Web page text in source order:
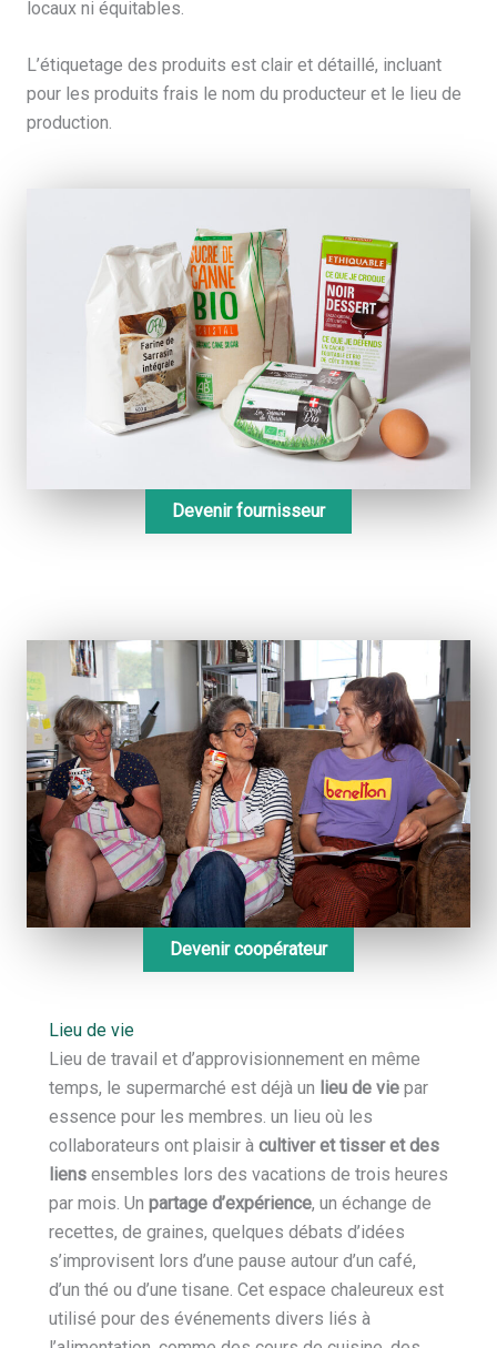
locaux ni équitables.
L’étiquetage des produits est clair et détaillé, incluant
pour les produits frais le nom du producteur et le lieu de
production.
Devenir fournisseur
Devenir coopérateur
Lieu de vie
Lieu de travail et d’approvisionnement en même
temps, le supermarché est déjà un lieu de vie par
essence pour les membres. un lieu où les
collaborateurs ont plaisir à cultiver et tisser et des
liens ensembles lors des vacations de trois heures
par mois. Un partage d’expérience, un échange de
recettes, de graines, quelques débats d’idées
s’improvisent lors d’une pause autour d’un café,
d’un thé ou d’une tisane. Cet espace chaleureux est
utilisé pour des événements divers liés à